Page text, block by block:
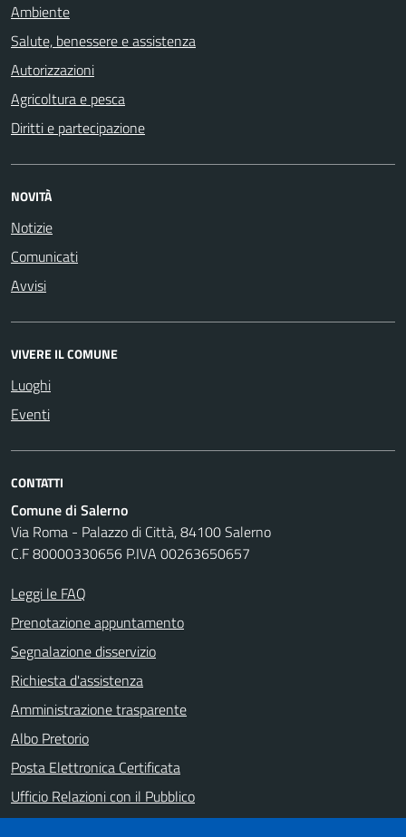
Ambiente
Salute, benessere e assistenza
Autorizzazioni
Agricoltura e pesca
Diritti e partecipazione
NOVITÀ
Notizie
Comunicati
Avvisi
VIVERE IL COMUNE
Luoghi
Eventi
CONTATTI
Comune di Salerno
Via Roma - Palazzo di Città, 84100 Salerno
C.F 80000330656 P.IVA 00263650657
Leggi le FAQ
Prenotazione appuntamento
Segnalazione disservizio
Richiesta d'assistenza
Amministrazione trasparente
Albo Pretorio
Posta Elettronica Certificata
Ufficio Relazioni con il Pubblico
Note legali